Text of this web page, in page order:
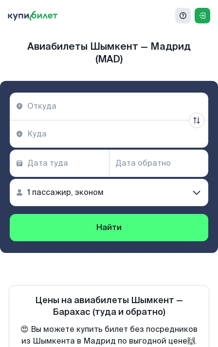
Авиабилеты Шымкент — Мадрид
(MAD)
Найти
Цены на авиабилеты Шымкент —
Барахас (туда и обратно)
😍 Вы можете купить билет без посредников
из Шымкента в Мадрид по выгодной цене🙌.